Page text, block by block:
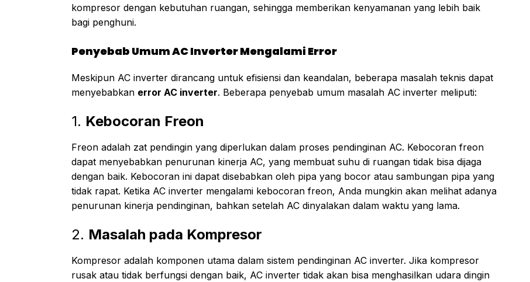
kompresor dengan kebutuhan ruangan, sehingga memberikan kenyamanan yang lebih baik
bagi penghuni.
Penyebab Umum AC Inverter Mengalami Error
Meskipun AC inverter dirancang untuk efisiensi dan keandalan, beberapa masalah teknis dapat
menyebabkan error AC inverter. Beberapa penyebab umum masalah AC inverter meliputi:
1. Kebocoran Freon
Freon adalah zat pendingin yang diperlukan dalam proses pendinginan AC. Kebocoran freon
dapat menyebabkan penurunan kinerja AC, yang membuat suhu di ruangan tidak bisa dijaga
dengan baik. Kebocoran ini dapat disebabkan oleh pipa yang bocor atau sambungan pipa yang
tidak rapat. Ketika AC inverter mengalami kebocoran freon, Anda mungkin akan melihat adanya
penurunan kinerja pendinginan, bahkan setelah AC dinyalakan dalam waktu yang lama.
2. Masalah pada Kompresor
Kompresor adalah komponen utama dalam sistem pendinginan AC inverter. Jika kompresor
rusak atau tidak berfungsi dengan baik, AC inverter tidak akan bisa menghasilkan udara dingin